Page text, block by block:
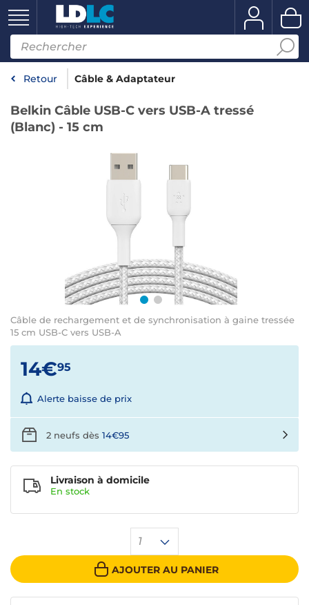
Retour Câble & Adaptateur
Belkin Câble USB-C vers USB-A tressé
(Blanc) - 15 cm
Câble de rechargement et de synchronisation à gaine tressée
15 cm USB-C vers USB-A
14€95
Alerte baisse de prix
1
AJOUTER AU PANIER
Livraison à domicile
En stock
2 neufs dès 14€95